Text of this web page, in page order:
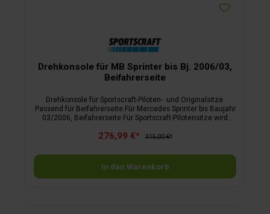
Drehkonsole für MB Sprinter bis Bj. 2006/03,
Beifahrerseite
Drehkonsole für Sportscraft-Piloten- und Originalsitze.
Passend für Beifahrerseite.Für Mercedes Sprinter bis Baujahr
03/2006, Beifahrerseite Für Sportscraft-Pilotensitze wird
276,99 €* 315,00 €*
In den Warenkorb